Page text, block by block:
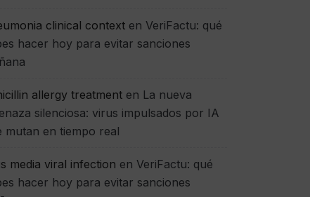
clinical context en VeriFactu: qué
hacer hoy para evitar sanciones
allergy treatment en La nueva
silenciosa: virus impulsados por IA
mutan en tiempo real
media viral infection en VeriFactu: qué
hacer hoy para evitar sanciones